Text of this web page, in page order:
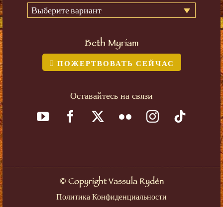
Выберите вариант
Beth Myriam
ПОЖЕРТВОВАТЬ СЕЙЧАС
Оставайтесь на связи
©Copyright Vassula Rydén
Политика Конфиденциальности